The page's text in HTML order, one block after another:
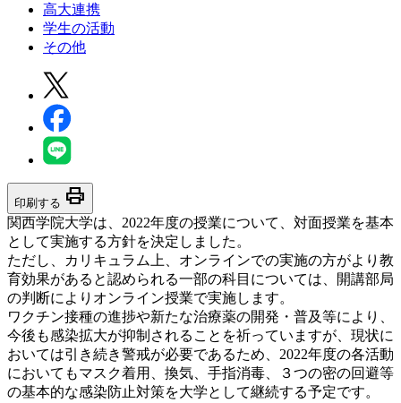
高大連携
学生の活動
その他
印刷する print
関西学院大学は、2022年度の授業について、対面授業を基本
として実施する方針を決定しました。
ただし、カリキュラム上、オンラインでの実施の方がより教
育効果があると認められる一部の科目については、開講部局
の判断によりオンライン授業で実施します。
ワクチン接種の進捗や新たな治療薬の開発・普及等により、
今後も感染拡大が抑制されることを祈っていますが、現状に
おいては引き続き警戒が必要であるため、2022年度の各活動
においてもマスク着用、換気、手指消毒、３つの密の回避等
の基本的な感染防止対策を大学として継続する予定です。